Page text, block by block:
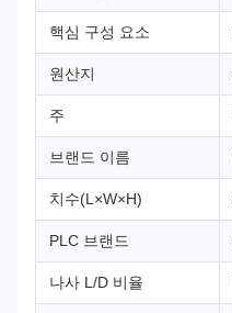
핵심 구성 요소
원산지
주
브랜드 이름
치수(L×W×H)
PLC 브랜드
나사 L/D 비율